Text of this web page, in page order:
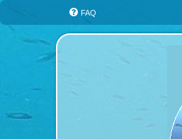
FAQ